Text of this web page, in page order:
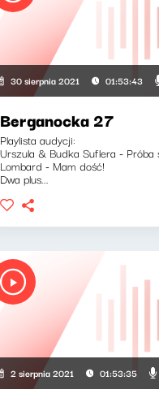
30 sierpnia 2021 01:53:43
Berganocka 27
Playlista audycji:
Urszula & Budka Suflera - Próba
Lombard - Mam dość!
Dwa plus...
2 sierpnia 2021 01:53:35